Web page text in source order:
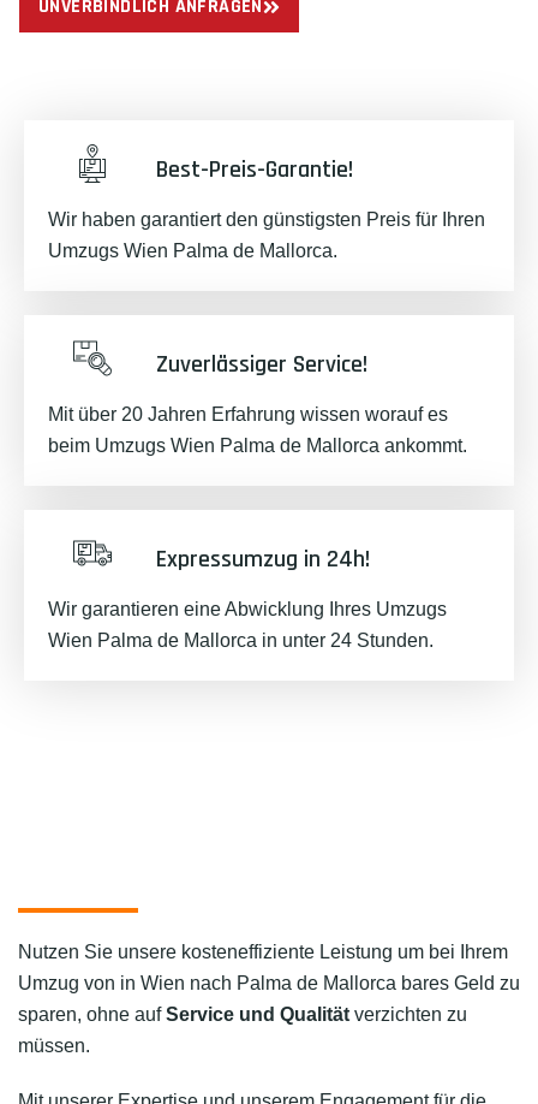
UNVERBINDLICH ANFRAGEN
Best-Preis-Garantie!
Wir haben garantiert den günstigsten Preis für Ihren
Umzugs Wien Palma de Mallorca.
Zuverlässiger Service!
Mit über 20 Jahren Erfahrung wissen worauf es
beim Umzugs Wien Palma de Mallorca ankommt.
Expressumzug in 24h!
Wir garantieren eine Abwicklung Ihres Umzugs
Wien Palma de Mallorca in unter 24 Stunden.
Nutzen Sie unsere kosteneffiziente Leistung um bei Ihrem
Umzug von in Wien nach Palma de Mallorca bares Geld zu
sparen, ohne aufService und Qualität verzichten zu
müssen.